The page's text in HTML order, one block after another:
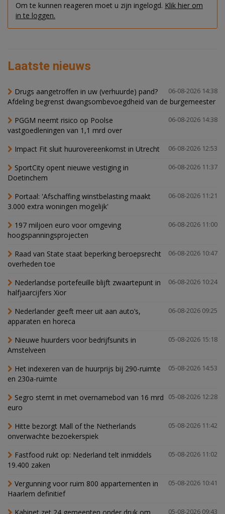
Om te kunnen reageren moet u zijn ingelogd. Klik hier om
in te loggen.
Laatste nieuws
06-08-2026 14:38
Drugs aangetroffen in uw (verhuurde) pand?
Afdeling begrenst dwangsombevoegdheid van de burgemeester
06-08-2026 14:38
PGGM neemt risico op Poolse
vastgoedleningen van 1,1 mrd over
06-08-2026 12:53
Impact Fit sluit huurovereenkomst in Utrecht
06-08-2026 11:37
SportCity opent nieuwe vestiging in
Doetinchem
06-08-2026 11:21
Portaal: 'Afschaffing winstbelasting maakt
3.000 extra woningen mogelijk'
06-08-2026 11:00
197 miljoen euro voor omgeving
hoogspanningsprojecten
06-08-2026 10:47
Raad van State staat beperking beroepsrecht
overheden toe
06-08-2026 10:24
Nederlandse portefeuille blijft zwaartepunt in
halfjaarcijfers Xior
06-08-2026 09:25
Nederlander geeft meer uit aan auto’s,
apparaten en horeca
05-08-2026 15:18
Nieuwe huurders voor bedrijfsunits in
Amstelveen
05-08-2026 14:53
Het indexeren van de huurprijs bij 290-ruimte
en 230a-ruimte
05-08-2026 12:28
Segro stemt in met overnamebod van 16 mrd
euro
05-08-2026 11:42
Hitte bezorgt Mall of the Netherlands
onverwachte bezoekerspiek
05-08-2026 11:02
Fastfood rukt op: Nederland telt inmiddels
19.400 zaken
05-08-2026 10:41
Vergunning voor ruim 800 appartementen in
Haarlem definitief
05-08-2026 09:43